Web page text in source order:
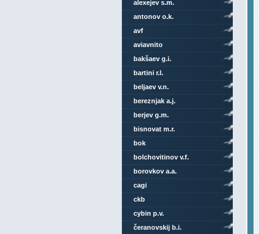
alexejev s.m.
antonov o.k.
avf
aviavnito
bakšaev g.i.
bartini r.l.
beljaev v.n.
bereznjak a.j.
berjev g.m.
bisnovat m.r.
bok
bolchovitinov v.f.
borovkov a.a.
cagi
ckb
cybin p.v.
čeranovskij b.i.